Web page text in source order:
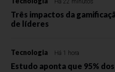
Há 22 minutos
Três impactos da
de líderes
Tecnologia Há 1 hora
Estudo aponta que 95%